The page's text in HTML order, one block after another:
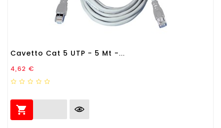
Cavetto Cat 5 UTP - 5 Mt -...
Prezzo
4,62 €
